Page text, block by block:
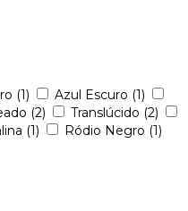
(1) Azul Escuro (1)
(2) Translúcido (2)
(1) Ródio Negro (1)